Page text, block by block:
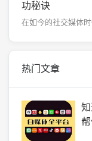
功秘诀
热门文章
帮